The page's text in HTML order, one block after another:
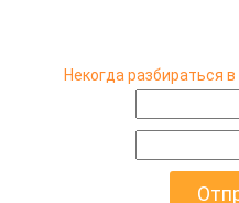
Некогда разбираться